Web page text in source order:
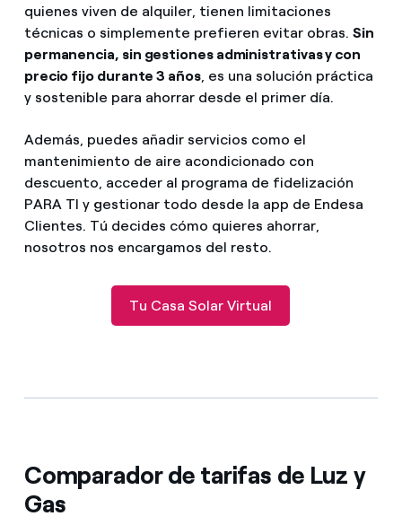
quienes viven de alquiler, tienen limitaciones
técnicas o simplemente prefieren evitar obras. Sin
permanencia, sin gestiones administrativas y con
precio fijo durante 3 años, es una solución práctica
y sostenible para ahorrar desde el primer día.
Además, puedes añadir servicios como el
mantenimiento de aire acondicionado con
descuento, acceder al programa de fidelización
PARA TI y gestionar todo desde la app de Endesa
Clientes. Tú decides cómo quieres ahorrar,
nosotros nos encargamos del resto.
Tu Casa Solar Virtual
Comparador de tarifas de Luz y
Gas